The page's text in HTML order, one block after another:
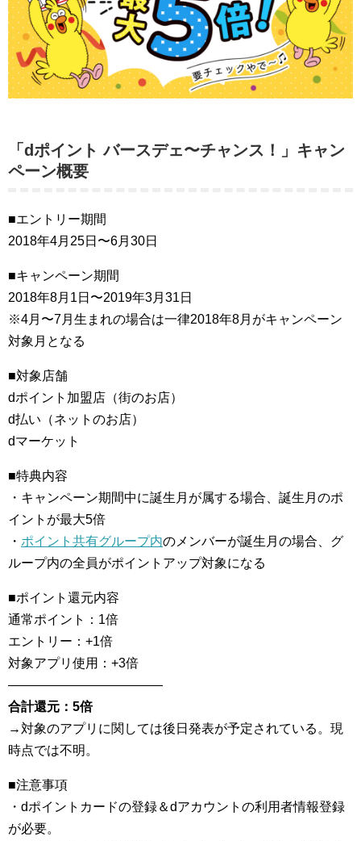
「dポイント バースデェ〜チャンス！」キャン
ペーン概要
■エントリー期間
2018年4月25日〜6月30日
■キャンペーン期間
2018年8月1日〜2019年3月31日
※4月〜7月生まれの場合は一律2018年8月がキャンペーン
対象月となる
■対象店舗
dポイント加盟店（街のお店）
d払い（ネットのお店）
dマーケット
■特典内容
・キャンペーン期間中に誕生月が属する場合、誕生月のポ
イントが最大5倍
・ ポイント共有グループ内のメンバーが誕生月の場合、グ
ループ内の全員がポイントアップ対象になる
■ポイント還元内容
通常ポイント：1倍
エントリー：+1倍
対象アプリ使用：+3倍
————————————
合計還元：5倍
→対象のアプリに関しては後日発表が予定されている。現
時点では不明。
■注意事項
・dポイントカードの登録＆dアカウントの利用者情報登録
が必要。